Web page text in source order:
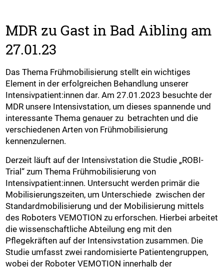
MDR zu Gast in Bad Aibling am
27.01.23
Das Thema Frühmobilisierung stellt ein wichtiges
Element in der erfolgreichen Behandlung unserer
Intensivpatient:innen dar. Am 27.01.2023 besuchte der
MDR unsere Intensivstation, um dieses spannende und
interessante Thema genauer zu betrachten und die
verschiedenen Arten von Frühmobilisierung
kennenzulernen.
Derzeit läuft auf der Intensivstation die Studie „ROBI-
Trial“ zum Thema Frühmobilisierung von
Intensivpatient:innen. Untersucht werden primär die
Mobilisierungszeiten, um Unterschiede zwischen der
Standardmobilisierung und der Mobilisierung mittels
des Roboters VEMOTION zu erforschen. Hierbei arbeitet
die wissenschaftliche Abteilung eng mit den
Pflegekräften auf der Intensivstation zusammen. Die
Studie umfasst zwei randomisierte Patientengruppen,
wobei der Roboter VEMOTION innerhalb der